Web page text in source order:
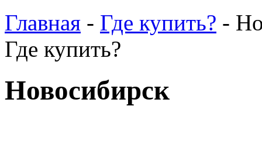
Главная - Где купить? -
Где купить?
Новосибирск